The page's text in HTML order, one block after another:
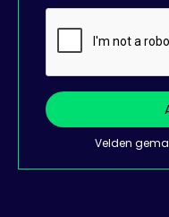
Velden